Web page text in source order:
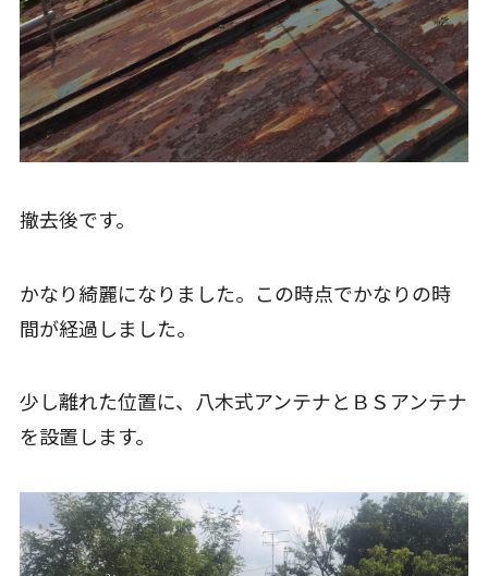
撤去後です。
かなり綺麗になりました。この時点でかなりの時
間が経過しました。
少し離れた位置に、八木式アンテナとＢＳアンテナ
を設置します。